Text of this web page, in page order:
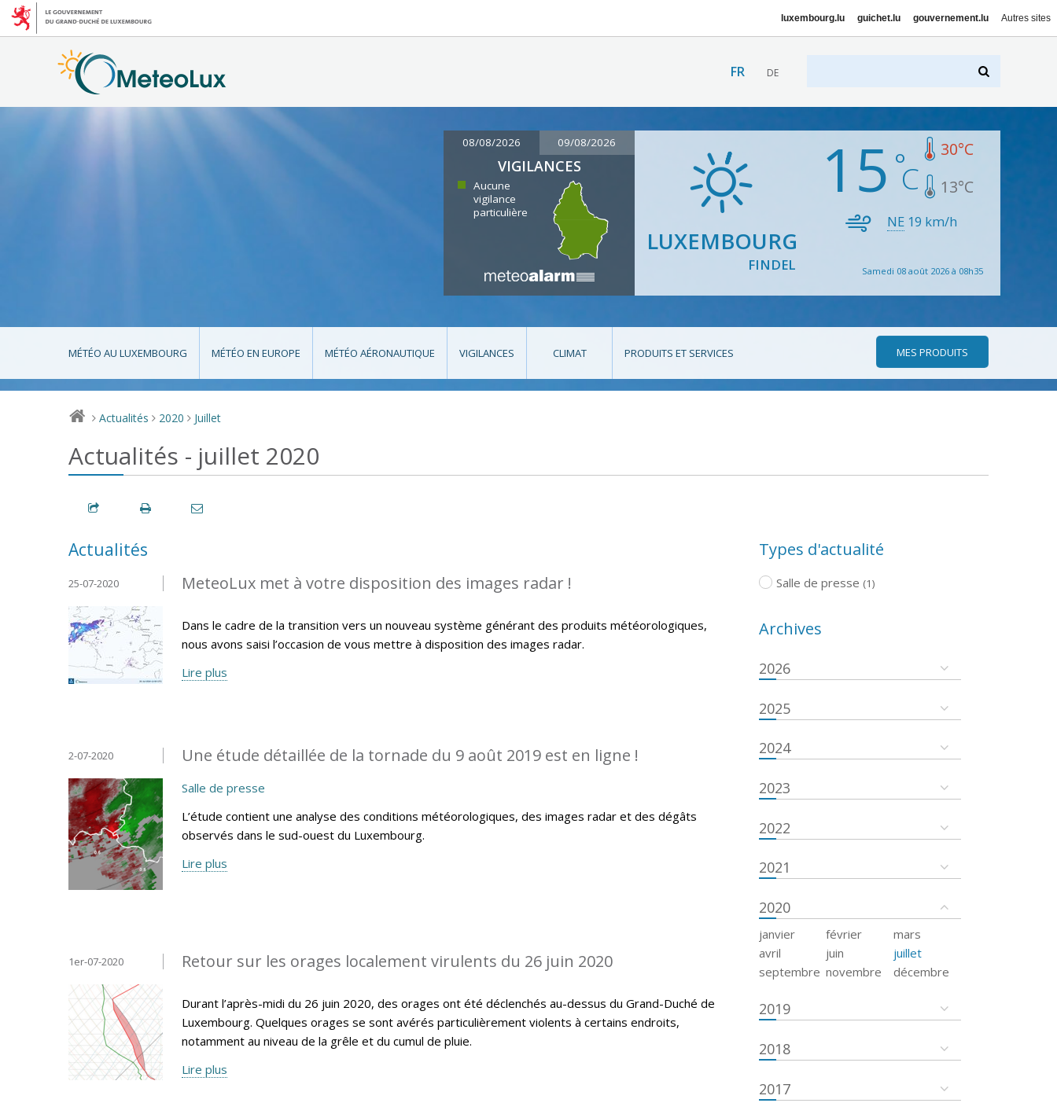
luxembourg.lu guichet.lu gouvernement.lu Autres sites
FR DE
08/08/2026 09/08/2026
VIGILANCES
Aucune
vigilance
particulière
LUXEMBOURG
FINDEL
15 30°C
13°C
NE 19 km/h
Samedi 08 août 2026 à 08h35
MÉTÉO AU LUXEMBOURG MÉTÉO EN EUROPE MÉTÉO AÉRONAUTIQUE VIGILANCES CLIMAT PRODUITS ET SERVICES MES PRODUITS
> Actualités > 2020 > Juillet
Actualités - juillet 2020
Actualités
MeteoLux met à votre disposition des images radar !
25-07-2020
Dans le cadre de la transition vers un nouveau système générant des produits météorologiques,
nous avons saisi l’occasion de vous mettre à disposition des images radar.
Lire plus
Une étude détaillée de la tornade du 9 août 2019 est en ligne !
2-07-2020
Salle de presse
L’étude contient une analyse des conditions météorologiques, des images radar et des dégâts
observés dans le sud-ouest du Luxembourg.
Lire plus
Retour sur les orages localement virulents du 26 juin 2020
1er-07-2020
Durant l’après-midi du 26 juin 2020, des orages ont été déclenchés au-dessus du Grand-Duché de
Luxembourg. Quelques orages se sont avérés particulièrement violents à certains endroits,
notamment au niveau de la grêle et du cumul de pluie.
Lire plus
Types d'actualité
Salle de presse (1)
Archives
2026
2025
2024
2023
2022
2021
2020
janvier février
mars
avril
juin
juillet
septembre novembre décembre
2019
2018
2017